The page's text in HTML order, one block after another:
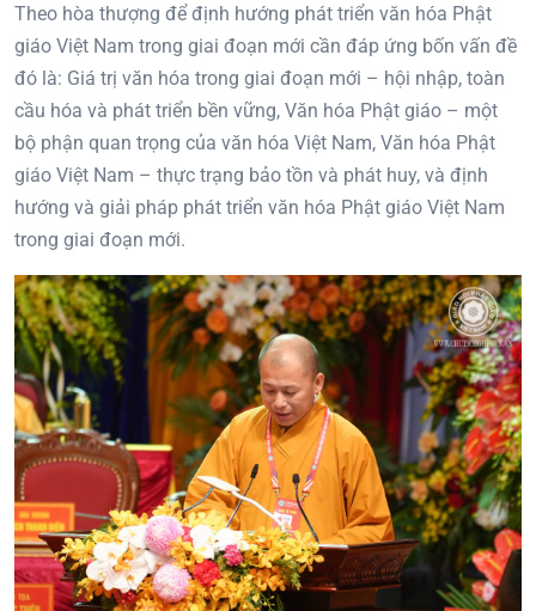
Theo hòa thượng để định hướng phát triển văn hóa Phật
giáo Việt Nam trong giai đoạn mới cần đáp ứng bốn vấn đề
đó là: Giá trị văn hóa trong giai đoạn mới – hội nhập, toàn
cầu hóa và phát triển bền vững, Văn hóa Phật giáo – một
bộ phận quan trọng của văn hóa Việt Nam, Văn hóa Phật
giáo Việt Nam – thực trạng bảo tồn và phát huy, và định
hướng và giải pháp phát triển văn hóa Phật giáo Việt Nam
trong giai đoạn mới.